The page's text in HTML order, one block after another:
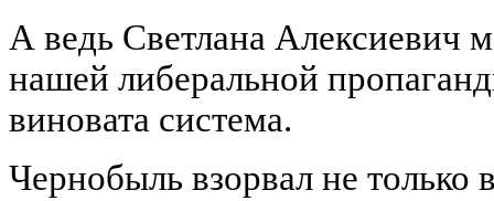
А ведь Светлана Алексиевич
нашей либеральной
виновата система.
Чернобыль взорвал не